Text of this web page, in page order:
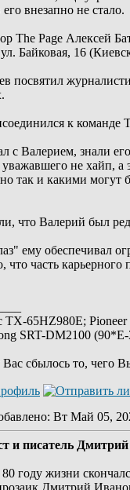
его внезапно не стало.
The Page Алексей
Байковая, 16
посвятил
к команде
с Валерием, знали
не хайп, а
так и какими могут
что Валерий был
ему обеспечивал
что часть
TX-65HZ980E;
SRT-DM2100
сбылось то, чего
: Вт Май 05,
и писатель
году жизни
Дмитрий